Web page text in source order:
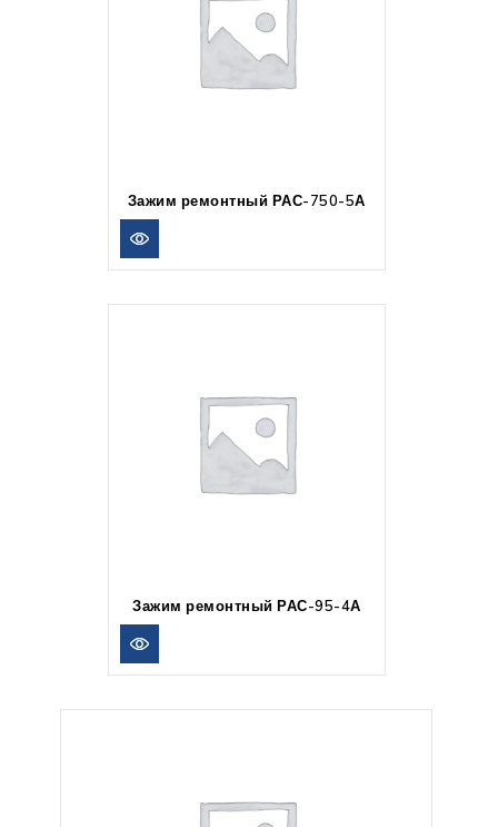
Зажим ремонтный РАС-750-5А
Зажим ремонтный РАС-95-4А